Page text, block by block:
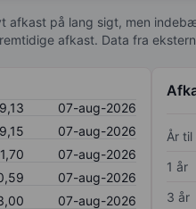
på lang sigt, men
afkast. Data fra
07-aug-2026
07-aug-2026
07-aug-2026
07-aug-2026
07-aug-2026
År til
1 år
3 år